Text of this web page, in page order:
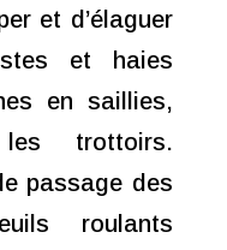
et d’élaguer
et haies
en saillies,
les trottoirs.
passage des
roulants